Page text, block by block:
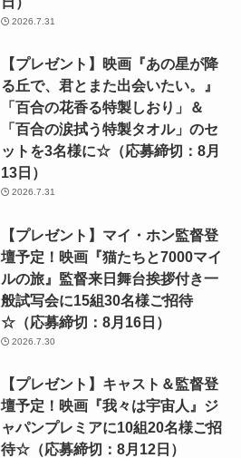
2026.7.31
【プレゼント】映画『あの星が降
る丘で、君とまた出会いたい。』
「百合の花香る特製しおり」＆
「百合の涙拭う特製タオル」のセ
ットを3名様に☆（応募締切：8月
13日）
2026.7.31
【プレゼント】マイ・ホン監督登
壇予定！映画『猫たちと7000マイ
ルの旅』監督来日舞台挨拶付き一
般試写会に15組30名様ご招待
☆（応募締切：8月16日）
2026.7.30
【プレゼント】キャスト＆監督登
壇予定！映画『我々は宇宙人』ジ
ャパンプレミアに10組20名様ご招
待☆（応募締切：8月12日）